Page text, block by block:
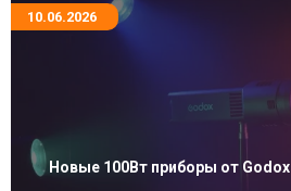
10.06.2026
Новые 100Вт приборы от Godox